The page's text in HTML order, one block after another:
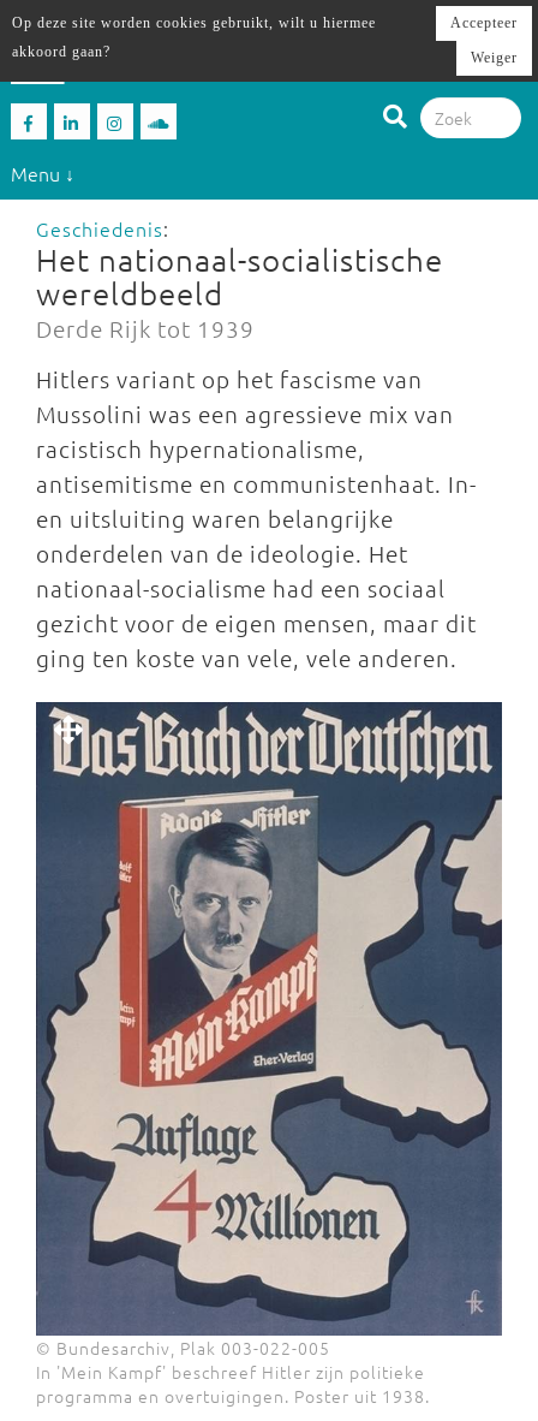
Menu ↓
Geschiedenis:
Het nationaal-socialistische
wereldbeeld
Derde Rijk tot 1939
Hitlers variant op het fascisme van
Mussolini was een agressieve mix van
racistisch hypernationalisme,
antisemitisme en communistenhaat. In-
en uitsluiting waren belangrijke
onderdelen van de ideologie. Het
nationaal-socialisme had een sociaal
gezicht voor de eigen mensen, maar dit
ging ten koste van vele, vele anderen.
© Bundesarchiv, Plak 003-022-005
In 'Mein Kampf' beschreef Hitler zijn politieke
programma en overtuigingen. Poster uit 1938.
Op deze site worden cookies gebruikt, wilt u hiermee
akkoord gaan?
Accepteer
Weiger